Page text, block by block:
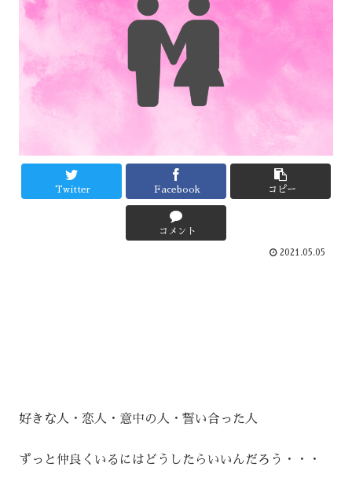
Twitter Facebook コピー
コメント
2021.05.05
好きな人・恋人・意中の人・誓い合った人
ずっと仲良くいるにはどうしたらいいんだろう・・・